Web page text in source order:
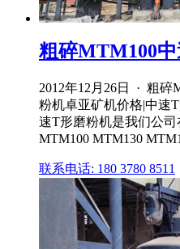
粗碎MTM100
2012年12月26日 · 粗碎
粉机卓亚矿机价格|中速
速T形磨粉机是我们公司
MTM100 MTM130
联系电话: 180 3780 8511